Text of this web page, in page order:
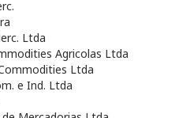
Ltda
Agricolas Ltda
Ltda
e Ind. Ltda